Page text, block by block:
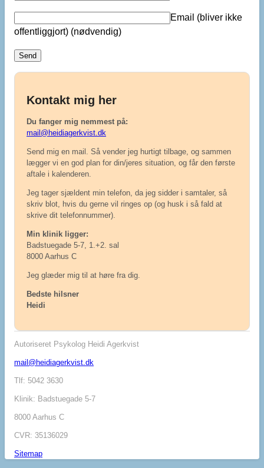
Email (bliver ikke
offentliggjort) (nødvendig)
Kontakt mig her
Du fanger mig nemmest på:
mail@heidiagerkvist.dk
Send mig en mail. Så vender jeg hurtigt tilbage, og sammen
lægger vi en god plan for din/jeres situation, og får den første
aftale i kalenderen.
Jeg tager sjældent min telefon, da jeg sidder i samtaler, så
skriv blot, hvis du gerne vil ringes op (og husk i så fald at
skrive dit telefonnummer).
Min klinik ligger:
Badstuegade 5-7, 1.+2. sal
8000 Aarhus C
Jeg glæder mig til at høre fra dig.
Bedste hilsner
Heidi
Autoriseret Psykolog Heidi Agerkvist
mail@heidiagerkvist.dk
Tlf: 5042 3630
Klinik: Badstuegade 5-7
8000 Aarhus C
CVR: 35136029
Sitemap